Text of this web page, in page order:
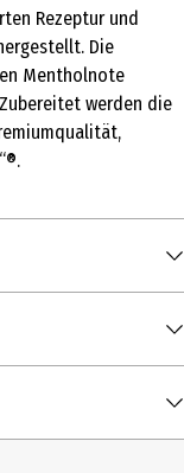
Rezeptur und
Die
Mentholnote
werden die